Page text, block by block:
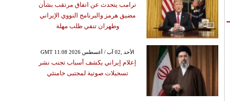
ترامب يتحدث عن اتفاق مرتقب بشأن
مضيق هرمز والبرنامج النووي الإيراني
وطهران تنفي طلب مهلة
GMT 11:08 2026 الأحد ,02 آب / أغسطس
إعلام إيراني يكشف أسباب تجنب نشر
تسجيلات صوتية لمجتبى خامنئي